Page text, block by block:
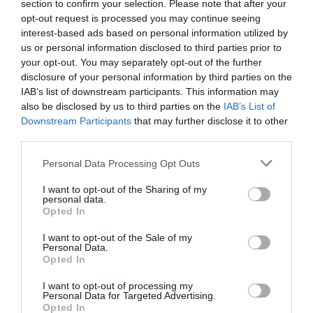
section to confirm your selection. Please note that after your
opt-out request is processed you may continue seeing
interest-based ads based on personal information utilized by
us or personal information disclosed to third parties prior to
your opt-out. You may separately opt-out of the further
disclosure of your personal information by third parties on the
IAB’s list of downstream participants. This information may
also be disclosed by us to third parties on the IAB’s List of
Downstream Participants that may further disclose it to other
Personal Data Processing Opt Outs
I want to opt-out of the Sharing of my
personal data.
Opted In
I want to opt-out of the Sale of my
Personal Data.
Opted In
I want to opt-out of processing my
Personal Data for Targeted Advertising.
Opted In
interzise.
Escroc italian reținut de DIICOT la Craiova, a înșelat
24 de oameni la vânzarea de apartamente, prejudiciu
de peste un milion de euro
Șoferul manifestă o stare de tulburare
Meritul polițiștilor și jandarmilor sătmăreni este cu
atât mai mare cu cât la fața locului nu a fost niciun
coordoneze exemplar și să îl rețină pe șoferul pericol
În mod normal, în această cauză s-ar putea reține